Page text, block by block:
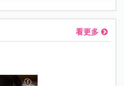
看更多